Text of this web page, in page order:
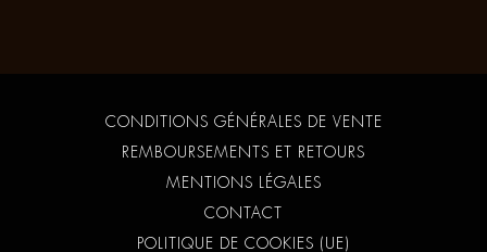
CONDITIONS GÉNÉRALES DE VENTE
REMBOURSEMENTS ET RETOURS
MENTIONS LÉGALES
CONTACT
POLITIQUE DE COOKIES (UE)